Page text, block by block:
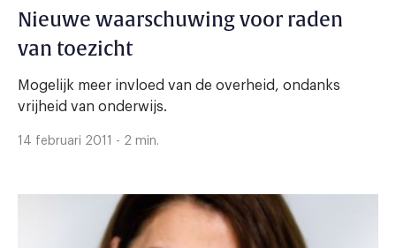
Nieuwe waarschuwing voor raden
van toezicht
Mogelijk meer invloed van de overheid, ondanks
vrijheid van onderwijs.
14 februari 2011 - 2 min.